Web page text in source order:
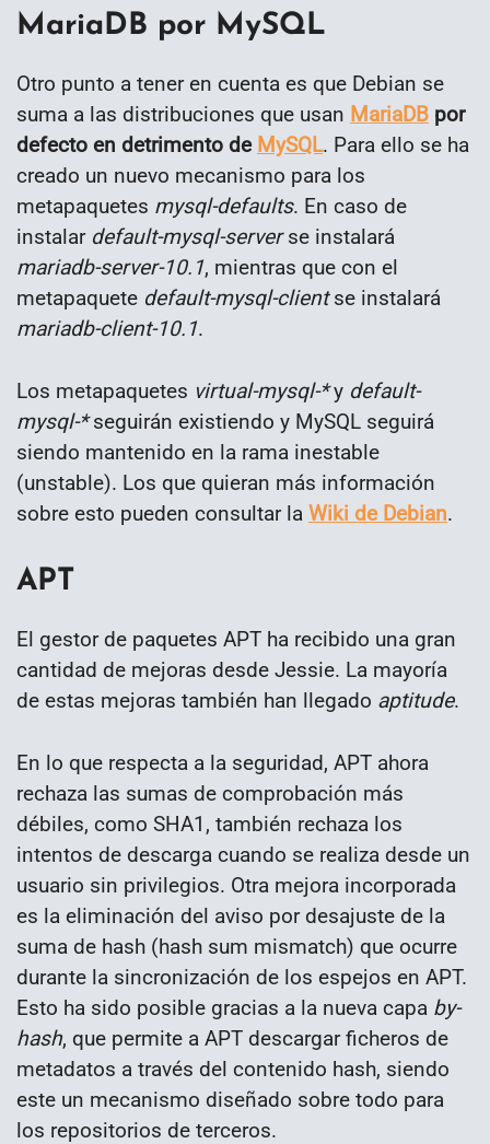
MariaDB por MySQL
Otro punto a tener en cuenta es que Debian se
suma a las distribuciones que usan MariaDB por
defecto en detrimento de MySQL. Para ello se ha
creado un nuevo mecanismo para los
metapaquetes mysql-defaults. En caso de
instalar default-mysql-serverse instalará
mariadb-server-10.1, mientras que con el
metapaquete default-mysql-clientse instalará
mariadb-client-10.1.
Los metapaquetes virtual-mysql-*y default-
mysql-*seguirán existiendo y MySQL seguirá
siendo mantenido en la rama inestable
(unstable). Los que quieran más información
sobre esto pueden consultar la Wiki de Debian.
APT
El gestor de paquetes APT ha recibido una gran
cantidad de mejoras desde Jessie. La mayoría
de estas mejoras también han llegado aptitude.
En lo que respecta a la seguridad, APT ahora
rechaza las sumas de comprobación más
débiles, como SHA1, también rechaza los
intentos de descarga cuando se realiza desde un
usuario sin privilegios. Otra mejora incorporada
es la eliminación del aviso por desajuste de la
suma de hash (hash sum mismatch) que ocurre
durante la sincronización de los espejos en APT.
Esto ha sido posible gracias a la nueva capa by-
hash, que permite a APT descargar ficheros de
metadatos a través del contenido hash, siendo
este un mecanismo diseñado sobre todo para
los repositorios de terceros.